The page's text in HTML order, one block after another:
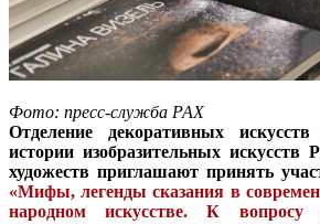
Фото: пресс-служба РАХ
Отделение декоративных
истории изобразительных искусств
художеств приглашают принять
«Мифы, легенды сказания в
народном искусстве. К вопросу